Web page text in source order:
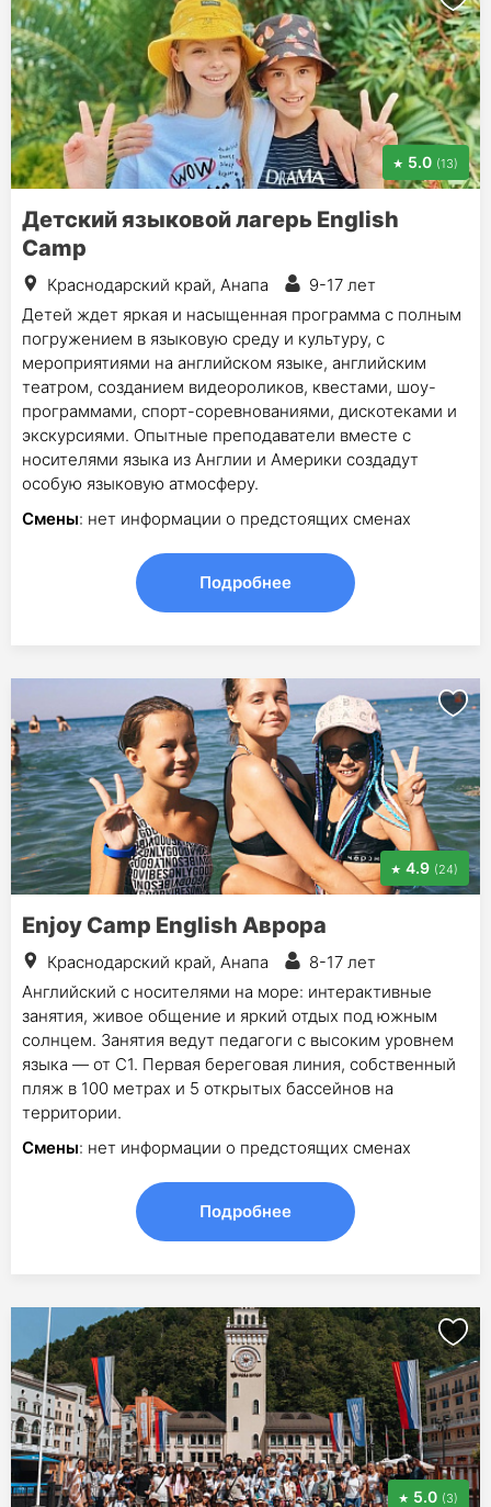
5.0 (13)
Детский языковой лагерь English
Camp
Краснодарский край, Анапа
9-17 лет
Детей ждет яркая и насыщенная программа с полным
погружением в языковую среду и культуру, с
мероприятиями на английском языке, английским
театром, созданием видеороликов, квестами, шоу-
программами, спорт-соревнованиями, дискотеками и
экскурсиями. Опытные преподаватели вместе с
носителями языка из Англии и Америки создадут
особую языковую атмосферу.
Смены: нет информации о предстоящих сменах
Подробнее
4.9 (24)
Enjoy Camp English Аврора
Краснодарский край, Анапа
8-17 лет
Английский с носителями на море: интерактивные
занятия, живое общение и яркий отдых под южным
солнцем. Занятия ведут педагоги с высоким уровнем
языка — от С1. Первая береговая линия, собственный
пляж в 100 метрах и 5 открытых бассейнов на
территории.
Смены: нет информации о предстоящих сменах
Подробнее
5.0 (3)